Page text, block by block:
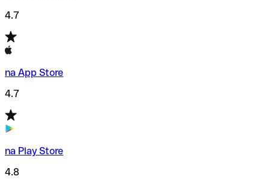
4.7
na App Store
4.7
na Play Store
4.8